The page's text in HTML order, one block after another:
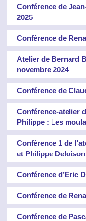
Conférence de
2025
Conférence de
Atelier de Bernard
novembre 2024
Conférence de
Conférence-atelier
Philippe : Les
Conférence 1 de
et Philippe Deloison
Conférence d’Eric
Conférence de
Conférence de